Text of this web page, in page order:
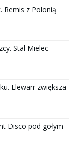
Remis z Polonią
Stal Mielec
Elewarr zwiększa
Disco pod gołym